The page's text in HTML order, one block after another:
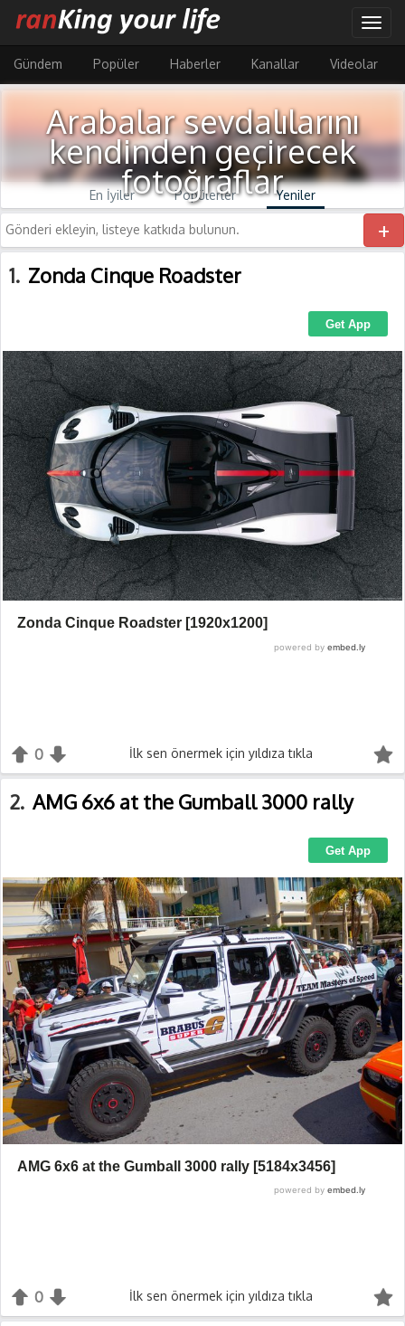
içeriğe
atla
Gündem
Popüler Haberler Kanallar Videolar
Arabalar sevdalılarını
kendinden geçirecek
fotoğraflar
En İyiler Popülerler Yeniler
+
1 Zonda Cinque Roadster
0 -1
İlk sen önermek için yıldıza tıkla
2 AMG 6x6 at the Gumball 3000 rally
0 -1
İlk sen önermek için yıldıza tıkla